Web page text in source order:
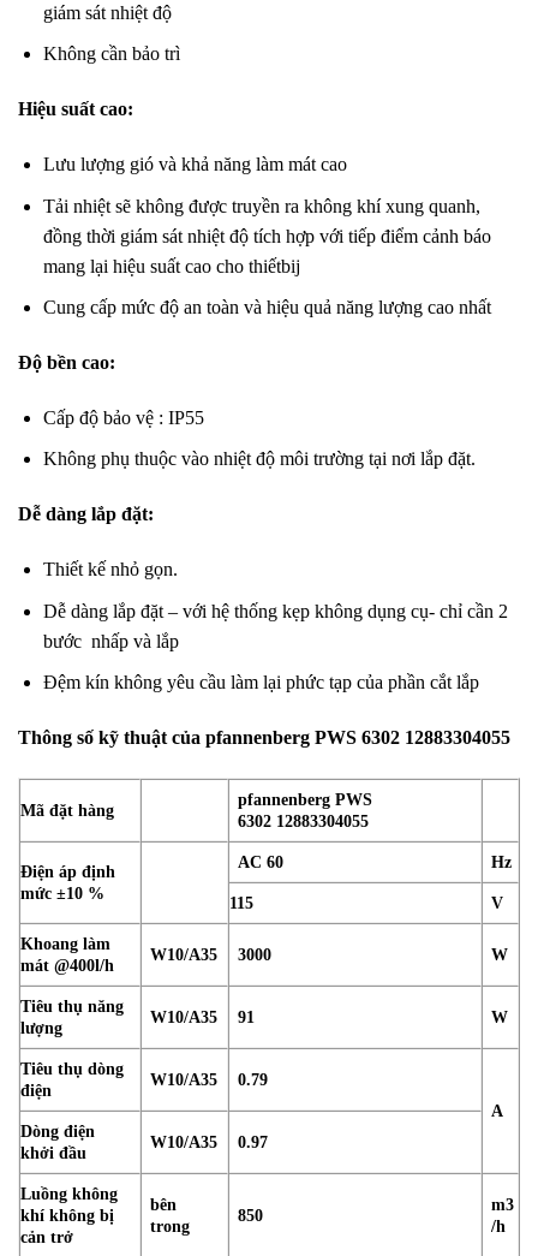
giám sát nhiệt độ
Không cần bảo trì
Hiệu suất cao:
Lưu lượng gió và khả năng làm mát cao
Tải nhiệt sẽ không được truyền ra không khí xung quanh,
đồng thời giám sát nhiệt độ tích hợp với tiếp điểm cảnh báo
mang lại hiệu suất cao cho thiếtbij
Cung cấp mức độ an toàn và hiệu quả năng lượng cao nhất
Độ bền cao:
Cấp độ bảo vệ : IP55
Không phụ thuộc vào nhiệt độ môi trường tại nơi lắp đặt.
Dễ dàng lắp đặt:
Thiết kế nhỏ gọn.
Dễ dàng lắp đặt – với hệ thống kẹp không dụng cụ- chỉ cần 2
bước nhấp và lắp
Đệm kín không yêu cầu làm lại phức tạp của phần cắt lắp
Thông số kỹ thuật của pfannenberg PWS 6302 12883304055
Mã đặt hàng
pfannenbergPWS
6302 12883304055
Điện áp định
mức ±10 %
AC 60 Hz
115 V
Khoang làm
mát @400l/h
W10/A35 3000 W
Tiêu thụ năng
lượng
W10/A35 91 W
Tiêu thụ dòng
điện
W10/A35
0.79
A
Dòng điện
khởi đầu
W10/A35 0.97
Luồng không
khí không bị
cản trở
bên
trong
850
m3
/h